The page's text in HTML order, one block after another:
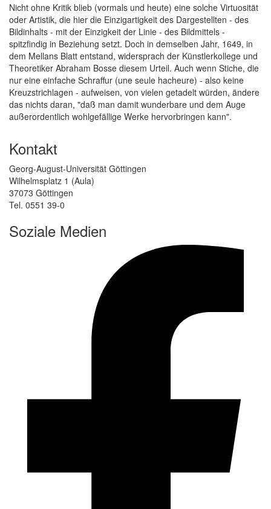
Nicht ohne Kritik blieb (vormals und heute) eine solche Virtuosität
oder Artistik, die hier die Einzigartigkeit des Dargestellten - des
Bildinhalts - mit der Einzigkeit der Linie - des Bildmittels -
spitzfindig in Beziehung setzt. Doch in demselben Jahr, 1649, in
dem Mellans Blatt entstand, widersprach der Künstlerkollege und
Theoretiker Abraham Bosse diesem Urteil. Auch wenn Stiche, die
nur eine einfache Schraffur (une seule hacheure) - also keine
Kreuzstrichlagen - aufweisen, von vielen getadelt würden, ändere
das nichts daran, "daß man damit wunderbare und dem Auge
außerordentlich wohlgefällige Werke hervorbringen kann".
Kontakt
Georg-August-Universität Göttingen
Wilhelmsplatz 1 (Aula)
37073 Göttingen
Tel. 0551 39-0
Soziale Medien